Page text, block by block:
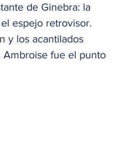
de Ginebra: la
espejo retrovisor.
y los acantilados
Ambroise fue el punto